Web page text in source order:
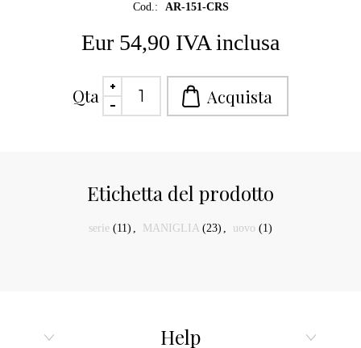
Cod.: AR-151-CRS
Eur 54,90 IVA inclusa
Qta
Etichetta del prodotto
serie (11) , MANIGLIA (23) , uovo (1)
Help